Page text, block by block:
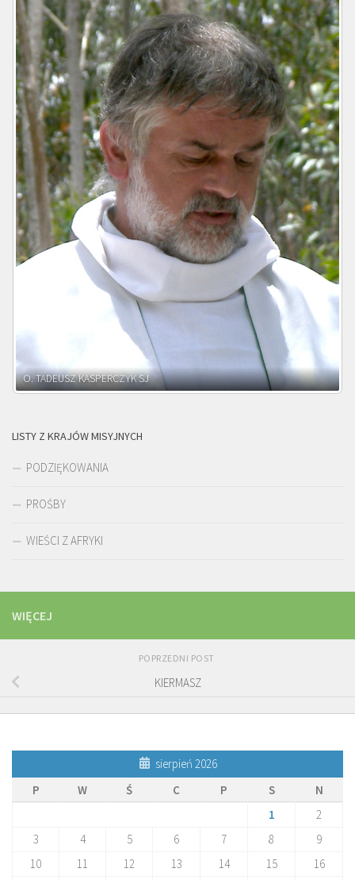
O. ADNRZEJ LEŚNIARA SJ
LISTY Z KRAJÓW MISYJNYCH
PODZIĘKOWANIA
PROŚBY
WIEŚCI Z AFRYKI
WIĘCEJ
POPRZEDNI POST
KIERMASZ
sierpień 2026
P
W Ś C P S
N
1
2
3
4 5 6 7 8
9
10
11 12 13 14 15
16